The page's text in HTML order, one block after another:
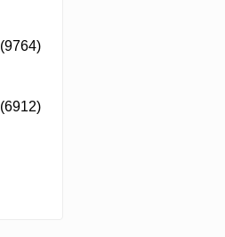
(9764)
(6912)